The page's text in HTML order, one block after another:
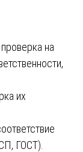
проверка на
их
ГОСТ).